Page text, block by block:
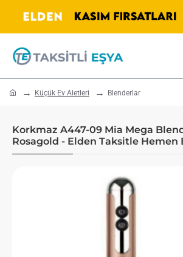
home Küçük Ev Aletleri Blenderlar
Korkmaz A447-09 Mia Mega
Rosagold - Elden Taksitle Hemen